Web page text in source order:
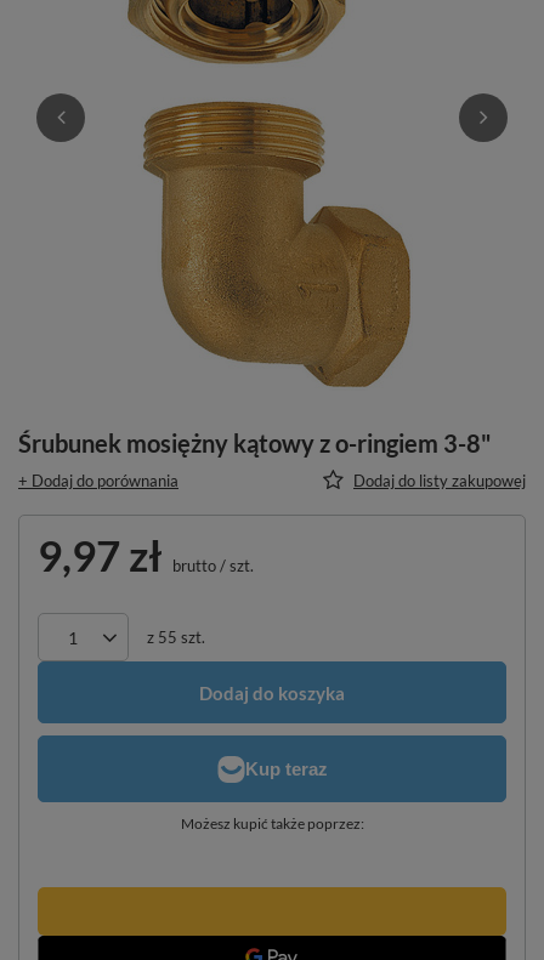
Śrubunek mosiężny kątowy z o-ringiem 3-8"
+ Dodaj do porównania Dodaj do listy zakupowej
9,97 zł brutto/szt.
z 55 szt.
Dodaj do koszyka
Możesz kupić także poprzez: